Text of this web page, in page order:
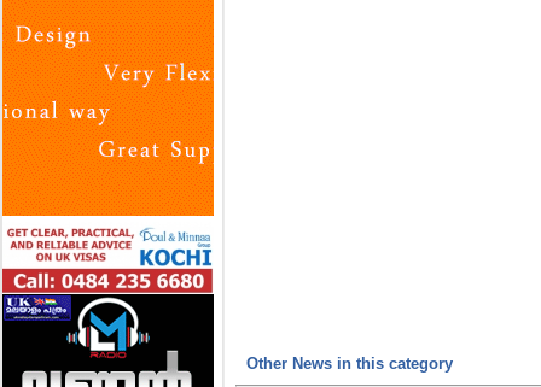
Other News in this category